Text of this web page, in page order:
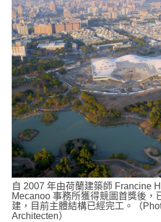
自 2007 年由荷蘭建築師 Francine
Mecanoo 事務所獲得競圖首獎後，
建，目前主體結構已經完工。（
Architecten）